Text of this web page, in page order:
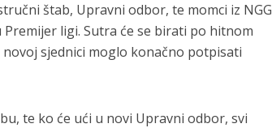
štab, Upravni odbor, te momci iz NGG
ligi. Sutra će se birati po hitnom
sjednici moglo konačno potpisati
te ko će ući u novi Upravni odbor, svi